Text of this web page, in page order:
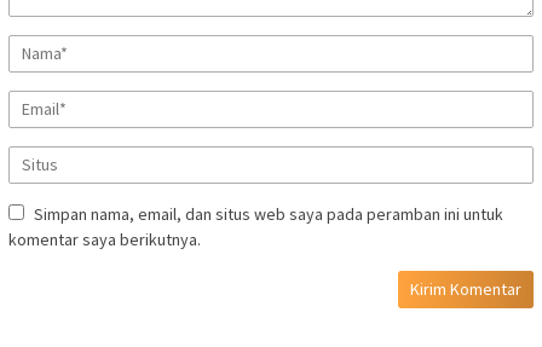
Simpan nama, email, dan situs web saya pada peramban ini untuk
komentar saya berikutnya.